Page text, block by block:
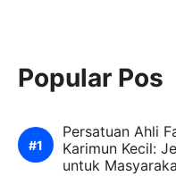
Popular Pos
Persatuan Ahli
Karimun Kecil:
untuk